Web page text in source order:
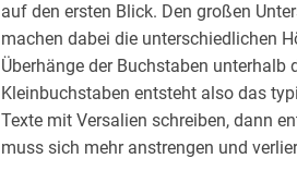
auf den ersten Blick. Den großen
machen dabei die unterschiedlichen
Überhänge der Buchstaben unterhalb
Kleinbuchstaben entsteht also das
Texte mit Versalien schreiben, dann
muss sich mehr anstrengen und